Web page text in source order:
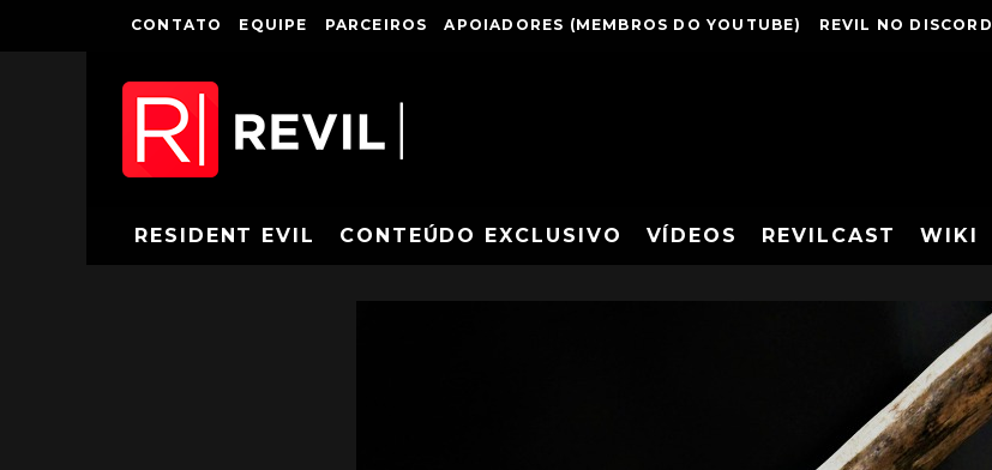
CONTATO EQUIPE PARCEIROS APOIADORES (MEMBROS DO YOUTUBE) REVIL NO DISCORD
RESIDENT EVIL CONTEÚDO EXCLUSIVO VÍDEOS REVILCAST WIKI